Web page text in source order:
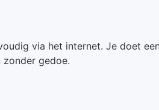
via het internet. Je doet
zonder gedoe.